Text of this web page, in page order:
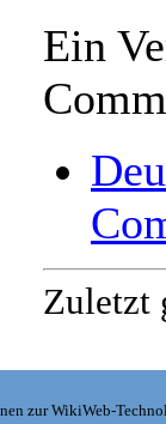
Ein
Zuletzt
zur WikiWeb-